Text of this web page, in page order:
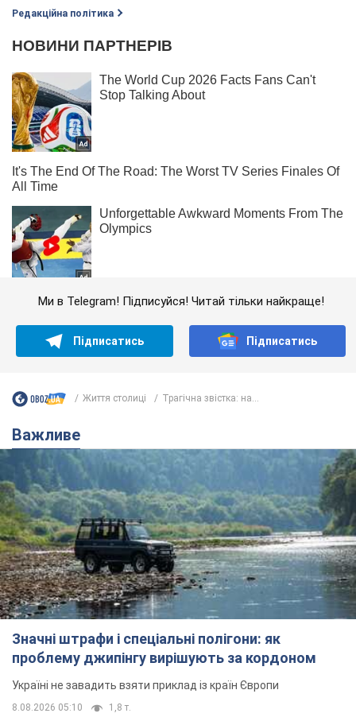
Редакційна політика
Ми в Telegram! Підписуйся! Читай тільки найкраще!
Підписатись Підписатись
Життя столиці Трагічна звістка: на...
Важливе